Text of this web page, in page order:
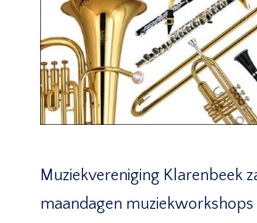
Muziekvereniging Klarenbeek
maandagen muziekworkshops